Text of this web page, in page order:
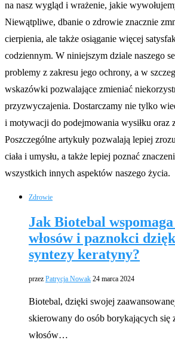
na nasz wygląd i wrażenie, jakie
Niewątpliwe, dbanie o zdrowie znacznie
cierpienia, ale także osiąganie więcej
codziennym. W niniejszym dziale naszego
problemy z zakresu jego ochrony, a w
wskazówki pozwalające zmieniać
przyzwyczajenia. Dostarczamy nie tylko
i motywacji do podejmowania wysiłku oraz
Poszczególne artykuły pozwalają lepiej
ciała i umysłu, a także lepiej poznać
wszystkich innych aspektów naszego życia.
Zdrowie
Jak Biotebal
włosów i paznokci
syntezy keratyny?
przez Patrycja Nowak 24 marca 2024
Biotebal, dzięki swojej
skierowany do osób borykających się
włosów…